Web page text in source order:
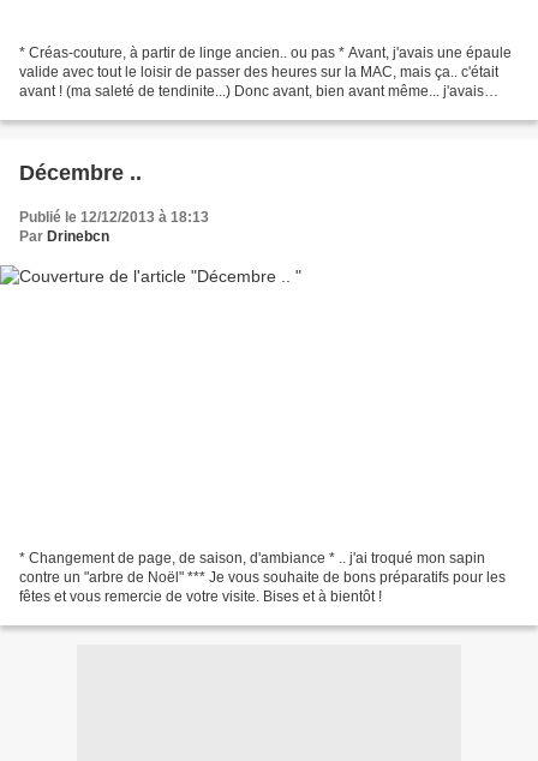
* Créas-couture, à partir de linge ancien.. ou pas * Avant, j'avais une épaule
valide avec tout le loisir de passer des heures sur la MAC, mais ça.. c'était
avant ! (ma saleté de tendinite...) Donc avant, bien avant même... j'avais
Décembre ..
Publié le 12/12/2013 à 18:13
Par Drinebcn
* Changement de page, de saison, d'ambiance * .. j'ai troqué mon sapin
contre un "arbre de Noël" *** Je vous souhaite de bons préparatifs pour les
fêtes et vous remercie de votre visite. Bises et à bientôt !